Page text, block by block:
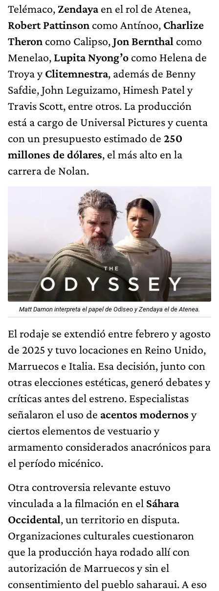
Telémaco, Zendayaen el rol de Atenea,
Robert Pattinson como Antínoo, Charlize
Theron como Calipso,Jon Bernthal como
Menelao, Lupita Nyong’o como Helena de
Troya yClitemnestra, además de Benny
Safdie, John Leguizamo, Himesh Patel y
Travis Scott, entre otros. La producción
está a cargo de Universal Pictures y cuenta
con un presupuesto estimado de 250
millones de dólares, el más alto en la
carrera de Nolan.
Matt Damon interpreta el papel de Odiseo y Zendaya el de Atenea.
El rodaje se extendió entre febrero y agosto
de 2025 y tuvo locaciones en Reino Unido,
Marruecos e Italia. Esa decisión, junto con
otras elecciones estéticas, generó debates y
críticas antes del estreno. Especialistas
señalaron el uso de acentos modernos y
ciertos elementos de vestuario y
armamento considerados anacrónicos para
el período micénico.
Otra controversia relevante estuvo
vinculada a la filmación en el Sáhara
Occidental, un territorio en disputa.
Organizaciones culturales cuestionaron
que la producción haya rodado allí con
autorización de Marruecos y sin el
consentimiento del pueblo saharaui. A eso